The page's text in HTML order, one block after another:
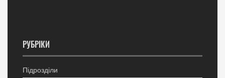
РУБРІКИ
Підрозділи